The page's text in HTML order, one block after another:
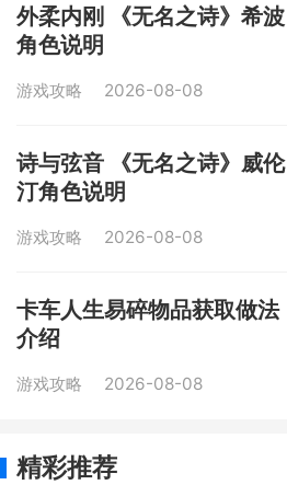
外柔内刚 《无名之诗》希波
角色说明
游戏攻略 2026-08-08
诗与弦音 《无名之诗》威伦
汀角色说明
游戏攻略 2026-08-08
卡车人生易碎物品获取做法
介绍
游戏攻略 2026-08-08
精彩推荐